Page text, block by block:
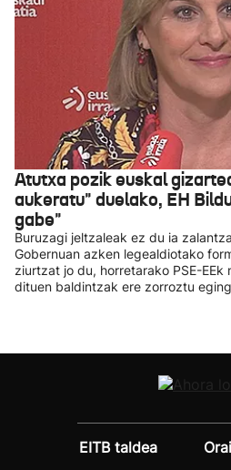
Atutxa pozik euskal
aukeratu" duelako, EH
gabe"
Buruzagi jeltzaleak ez du ia
Gobernuan azken legealdiotako
ziurtzat jo du, horretarako PSE-EEk
dituen baldintzak ere zorroztu
EITB taldea